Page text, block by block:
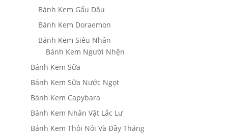
Bánh Kem Gấu Dâu
Bánh Kem Doraemon
Bánh Kem Siêu Nhân
Bánh Kem Người Nhện
Bánh Kem Sữa
Bánh Kem Sữa Nước Ngọt
Bánh Kem Capybara
Bánh Kem Nhân Vật Lắc Lư
Bánh Kem Thôi Nôi Và Đầy Tháng